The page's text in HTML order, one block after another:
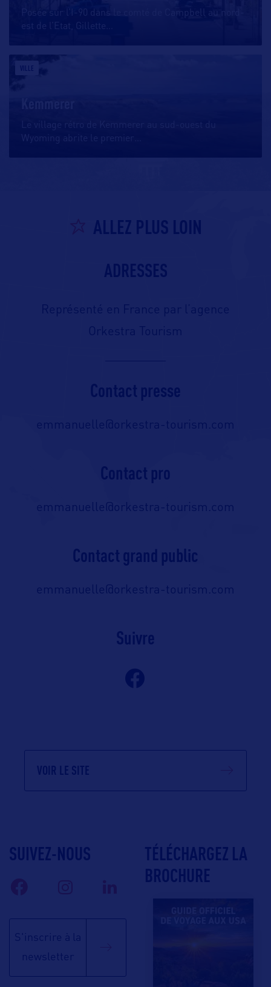
Posée sur l’I-90 dans le comté de Campbell au nord-
est de l’Etat, Gillette
VILLE
ALLEZ PLUS LOIN
ADRESSES
Représenté en France par l’agence
Contact presse
emmanuelle@orkestra-tourism.com
Contact pro
emmanuelle@orkestra-tourism.com
Contact grand public
emmanuelle@orkestra-tourism.com
Suivre
VOIR LE SITE
SUIVEZ-NOUS
S'inscrire à la
newsletter
TÉLÉCHARGEZ LA
BROCHURE